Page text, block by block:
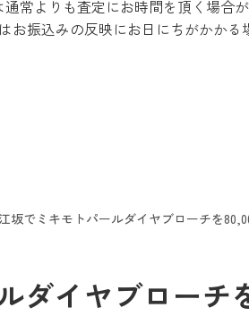
常よりも査定にお時間を頂く場合
振込みの反映にお日にちがかかる
坂でミキモトパールダイヤブローチを
ダイヤブローチ